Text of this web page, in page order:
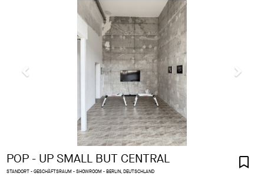
POP - UP SMALL BUT CENTRAL
STANDORT - GESCHÄFTSRAUM - SHOWROOM - BERLIN, DEUTSCHLAND